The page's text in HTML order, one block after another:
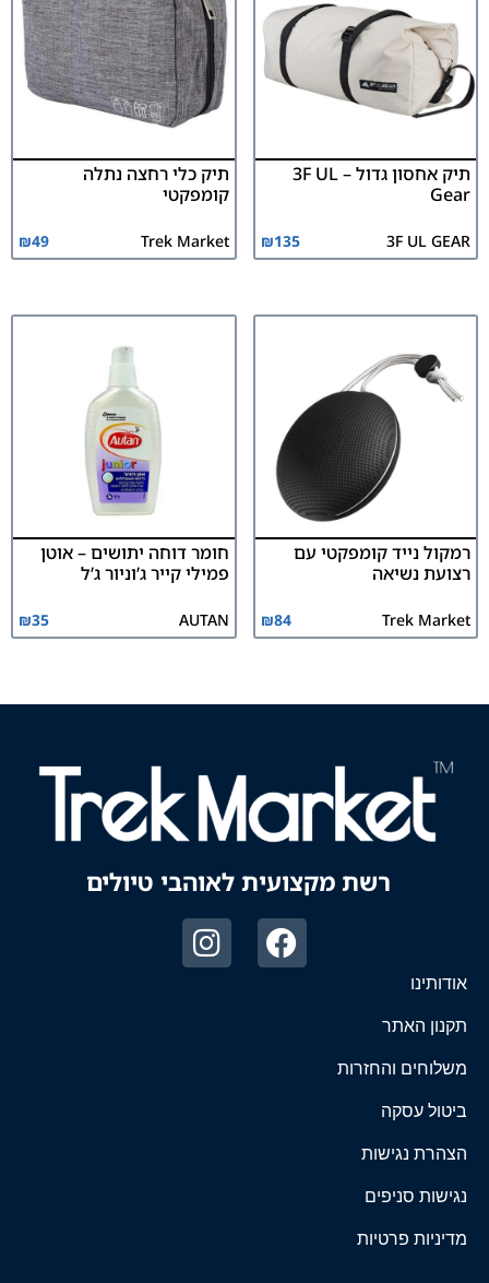
תיק אחסון גדול – 3F UL
Gear
3F UL GEAR
₪135
תיק כלי רחצה נתלה
קומפקטי
Trek Market
₪49
רמקול נייד קומפקטי עם
רצועת נשיאה
Trek Market
₪84
חומר דוחה יתושים – אוטן
פמילי קייר ג’וניור ג’ל
AUTAN
₪35
רשת מקצועית לאוהבי טיולים
אודותינו
תקנון האתר
משלוחים והחזרות
ביטול עסקה
הצהרת נגישות
נגישות סניפים
מדיניות פרטיות